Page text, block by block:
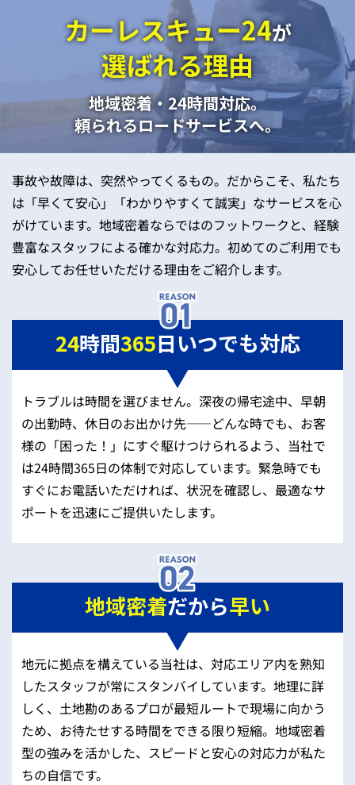
カーレスキュー24が
選ばれる理由
地域密着・24時間対応。
頼られるロードサービスへ。
事故や故障は、突然やってくるもの。だからこそ、私たち
は「早くて安心」「わかりやすくて誠実」なサービスを心
がけています。地域密着ならではのフットワークと、経験
豊富なスタッフによる確かな対応力。初めてのご利用でも
安心してお任せいただける理由をご紹介します。
24時間365日いつでも対応
トラブルは時間を選びません。深夜の帰宅途中、早朝
の出勤時、休日のお出かけ先——どんな時でも、お客
様の「困った！」にすぐ駆けつけられるよう、当社で
は24時間365日の体制で対応しています。緊急時でも
すぐにお電話いただければ、状況を確認し、最適なサ
ポートを迅速にご提供いたします。
地域密着だから早い
地元に拠点を構えている当社は、対応エリア内を熟知
したスタッフが常にスタンバイしています。地理に詳
しく、土地勘のあるプロが最短ルートで現場に向かう
ため、お待たせする時間をできる限り短縮。地域密着
型の強みを活かした、スピードと安心の対応力が私た
ちの自信です。